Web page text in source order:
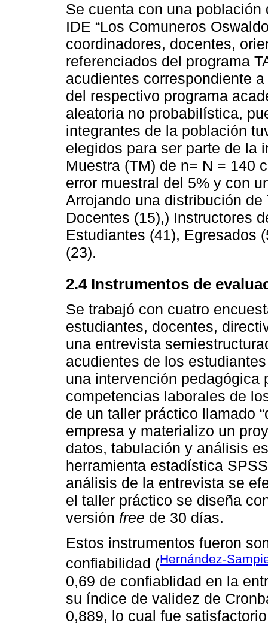
Se cuenta con una
IDE “Los Comuneros
coordinadores, docentes,
referenciados del programa
acudientes correspondiente
del respectivo programa
aleatoria no probabilística,
integrantes de la población
elegidos para ser parte de la
Muestra (TM) de n= N = 140
error muestral del 5% y con
Arrojando una distribución
Docentes (15),) Instructores
Estudiantes (41), Egresados
(23).
2.4 Instrumentos de
Se trabajó con cuatro
estudiantes, docentes,
una entrevista
acudientes de los
una intervención pedagógica
competencias laborales de
de un taller práctico llamado
empresa y materializo un
datos, tabulación y análisis
herramienta estadística
análisis de la entrevista se
el taller práctico se diseña
versión free de 30 días.
Estos instrumentos fueron
confiabilidad (Hernández-
0,69 de confiablidad en la
su índice de validez de
0,889, lo cual fue